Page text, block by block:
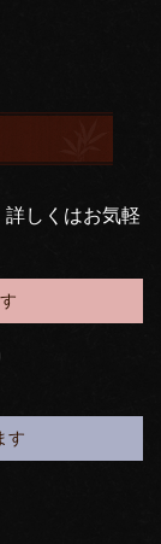
しくはお気軽
す